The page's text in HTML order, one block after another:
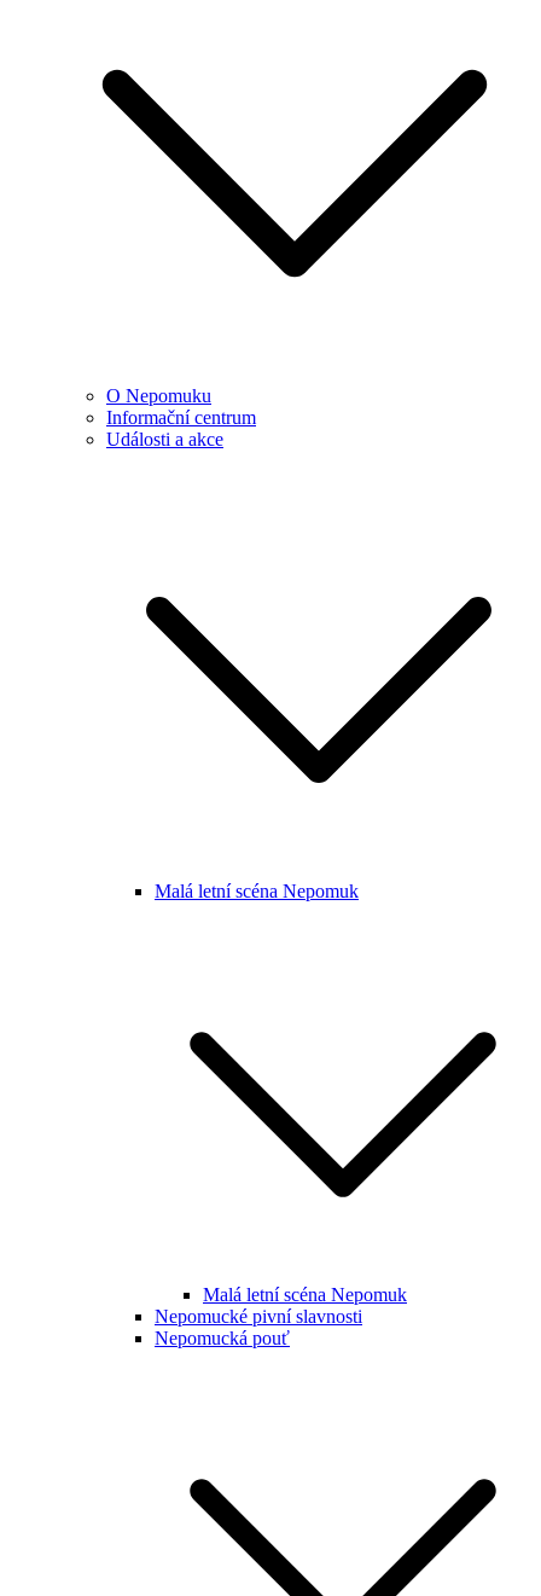
O Nepomuku
Informační centrum
Události a akce
Malá letní scéna Nepomuk
Malá letní scéna Nepomuk
Nepomucké pivní slavnosti
Nepomucká pouť